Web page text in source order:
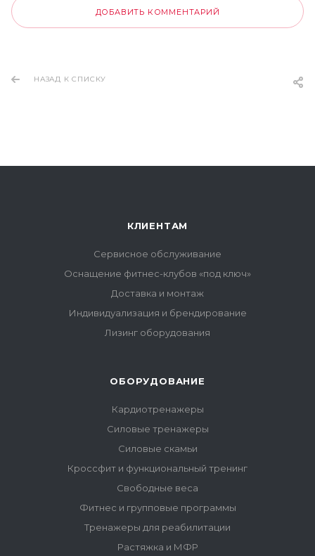
ДОБАВИТЬ КОММЕНТАРИЙ
НАЗАД К СПИСКУ
КЛИЕНТАМ
Сервисное обслуживание
Оснащение фитнес-клубов «под ключ»
Доставка и монтаж
Индивидуализация и брендирование
Лизинг оборудования
ОБОРУДОВАНИЕ
Кардиотренажеры
Силовые тренажеры
Силовые скамьи
Кроссфит и функциональный тренинг
Свободные веса
Фитнес и групповые программы
Тренажеры для реабилитации
Растяжка и МФР